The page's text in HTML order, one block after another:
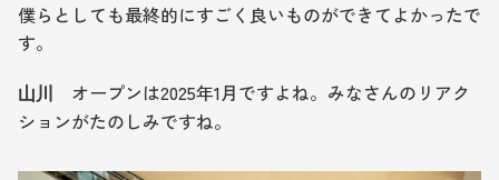
僕らとしても最終的にすごく良いものができてよかったで
す。
山川 オープンは2025年1月ですよね。みなさんのリアク
ションがたのしみですね。